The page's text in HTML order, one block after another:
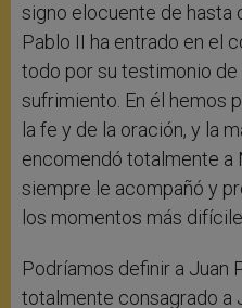
signo elocuente de hasta
Pablo II ha entrado en el
todo por su testimonio de
sufrimiento. En él hemos
la fe y de la oración, y la
encomendó totalmente a
siempre le acompañó y
los momentos más
Podríamos definir a Juan
totalmente consagrado a